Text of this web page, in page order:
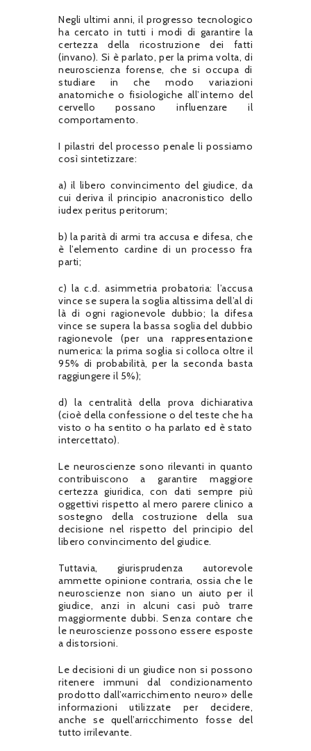
Negli ultimi anni, il progresso tecnologico
ha cercato in tutti i modi di garantire la
certezza della ricostruzione dei fatti
(invano). Si è parlato, per la prima volta, di
neuroscienza forense, che si occupa di
studiare in che modo variazioni
anatomiche o fisiologiche all’interno del
cervello possano influenzare il
comportamento.
I pilastri del processo penale li possiamo
così sintetizzare:
a) il libero convincimento del giudice, da
cui deriva il principio anacronistico dello
iudex peritus peritorum;
b) la parità di armi tra accusa e difesa, che
è l’elemento cardine di un processo fra
parti;
c) la c.d. asimmetria probatoria: l’accusa
vince se supera la soglia altissima dell’al di
là di ogni ragionevole dubbio; la difesa
vince se supera la bassa soglia del dubbio
ragionevole (per una rappresentazione
numerica: la prima soglia si colloca oltre il
95% di probabilità, per la seconda basta
raggiungere il 5%);
d) la centralità della prova dichiarativa
(cioè della confessione o del teste che ha
visto o ha sentito o ha parlato ed è stato
intercettato).
Le neuroscienze sono rilevanti in quanto
contribuiscono a garantire maggiore
certezza giuridica, con dati sempre più
oggettivi rispetto al mero parere clinico a
sostegno della costruzione della sua
decisione nel rispetto del principio del
libero convincimento del giudice.
Tuttavia, giurisprudenza autorevole
ammette opinione contraria, ossia che le
neuroscienze non siano un aiuto per il
giudice, anzi in alcuni casi può trarre
maggiormente dubbi. Senza contare che
le neuroscienze possono essere esposte
a distorsioni.
Le decisioni di un giudice non si possono
ritenere immuni dal condizionamento
prodotto dall’«arricchimento neuro» delle
informazioni utilizzate per decidere,
anche se quell’arricchimento fosse del
tutto irrilevante.